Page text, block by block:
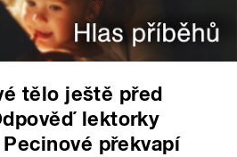
tělo ještě před
lektorky
překvapí